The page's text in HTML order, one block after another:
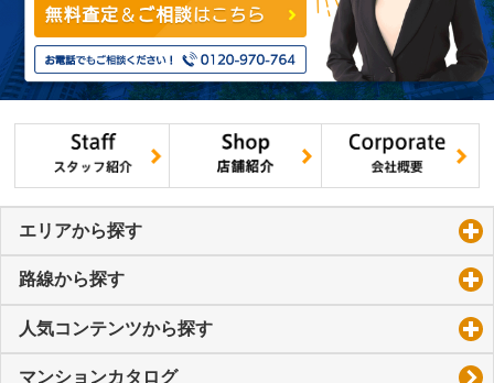
エリアから探す
路線から探す
人気コンテンツから探す
マンションカタログ